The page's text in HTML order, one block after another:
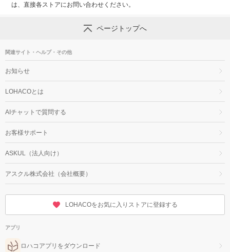
は、直接各ストアにお問い合わせください。
ページトップへ
関連サイト・ヘルプ・その他
お知らせ
LOHACOとは
AIチャットで質問する
お客様サポート
ASKUL（法人向け）
アスクル株式会社（会社概要）
LOHACOをお気に入りストアに登録する
アプリ
ロハコアプリをダウンロード